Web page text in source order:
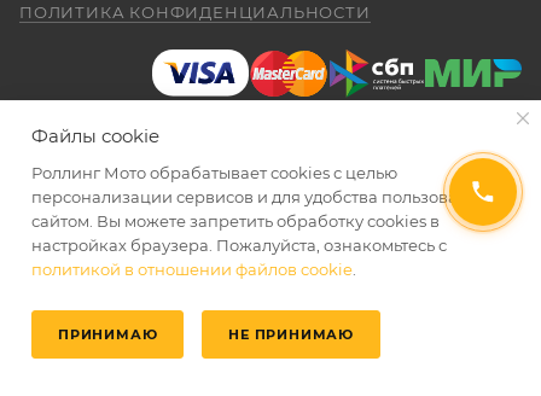
ПОЛИТИКА КОНФИДЕНЦИАЛЬНОСТИ
2026 © Интернет-магазин мототехники Роллинг Мото
Файлы cookie
Роллинг Мото обрабатывает сookies с целью
персонализации сервисов и для удобства пользования
сайтом. Вы можете запретить обработку сookies в
настройках браузера. Пожалуйста, ознакомьтесь с
политикой в отношении файлов cookie
ПРИНИМАЮ НЕ ПРИНИМАЮ